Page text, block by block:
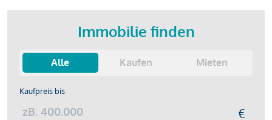
Immobilie finden
Alle Kaufen Mieten
Kaufpreis bis